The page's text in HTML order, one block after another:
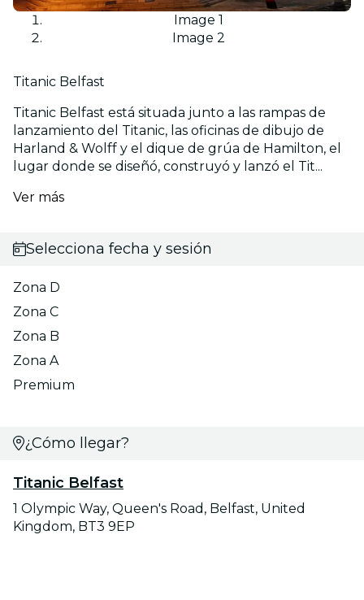
Image 1
Image 2
Titanic Belfast
Titanic Belfast está situada junto a las rampas de
lanzamiento del Titanic, las oficinas de dibujo de
Harland & Wolff y el dique de grúa de Hamilton, el
lugar donde se diseñó, construyó y lanzó el Tit...
Ver más
Selecciona fecha y sesión
Zona D
Zona C
Zona B
Zona A
Premium
¿Cómo llegar?
Titanic Belfast
1 Olympic Way, Queen's Road, Belfast, United
Kingdom, BT3 9EP